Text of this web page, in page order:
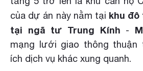
của dự án này nằm tại khu đô
tại ngã tư Trung Kính -
mạng lưới giao thông thuận
ích dịch vụ khác xung quanh.